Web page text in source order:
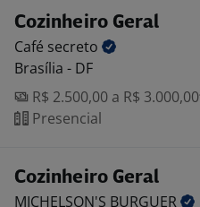
Cozinheiro Geral
Café secreto
Brasília - DF
R$ 2.500,00 a R$ 3.000,00
Presencial
Cozinheiro Geral
MICHELSON'S BURGUER